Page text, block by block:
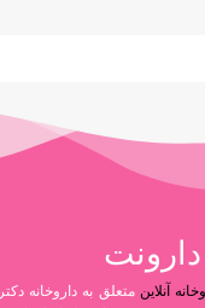
دارونت
آنلاینمتعلق به داروخانه دکتر